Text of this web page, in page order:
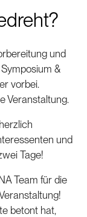
und
&
vorbei.
Veranstaltung.
und
Tage!
Team für die
betont hat,